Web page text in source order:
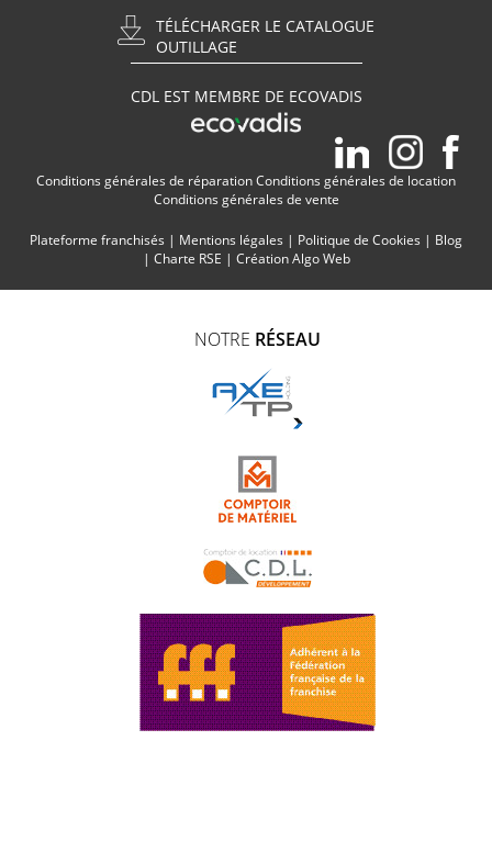
TÉLÉCHARGER LE CATALOGUE
OUTILLAGE
CDL EST MEMBRE DE ECOVADIS
Conditions générales de réparationConditions générales de location
Conditions générales de vente
Plateforme franchisés | Mentions légales | Politique de Cookies | Blog
| Charte RSE | Création Algo Web
NOTRE RÉSEAU